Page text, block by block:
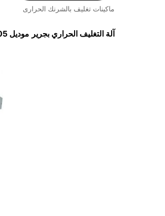
ماكينات تغليف بالشرنك الحرارى
آلة التغليف الحراري بجرير موديل 105 ماركة مهندس منسي